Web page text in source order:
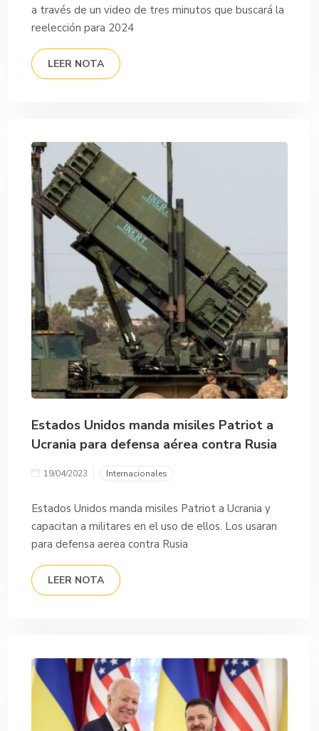
a través de un video de tres minutos que buscará la
reelección para 2024
LEER NOTA
Estados Unidos manda misiles Patriot a
Ucrania para defensa aérea contra Rusia
19/04/2023 Internacionales
Estados Unidos manda misiles Patriot a Ucrania y
capacitan a militares en el uso de ellos. Los usaran
para defensa aerea contra Rusia
LEER NOTA